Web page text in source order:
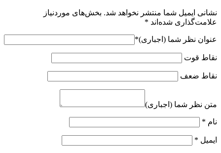
نشانی ایمیل شما منتشر نخواهد شد. بخش‌های موردنیاز
علامت‌گذاری شده‌اند *
عنوان نظر شما (اجباری)*
نقاط قوت
نقاط ضعف
متن نظر شما (اجباری)
نام *
ایمیل *